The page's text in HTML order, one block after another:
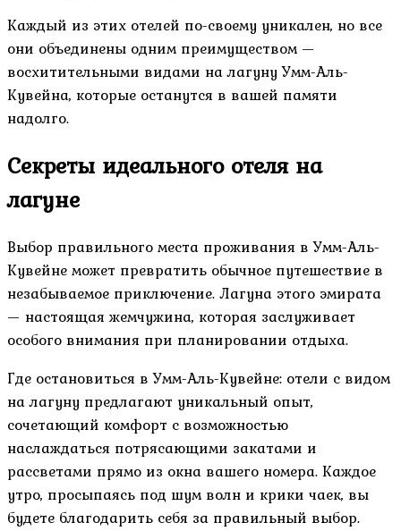
Каждый из этих отелей по-своему уникален, но все
они объединены одним преимуществом —
восхитительными видами на лагуну Умм-Аль-
Кувейна, которые останутся в вашей памяти
надолго.
Секреты идеального отеля на
лагуне
Выбор правильного места проживания в Умм-Аль-
Кувейне может превратить обычное путешествие в
незабываемое приключение. Лагуна этого эмирата
— настоящая жемчужина, которая заслуживает
особого внимания при планировании отдыха.
Где остановиться в Умм-Аль-Кувейне: отели с видом
на лагуну предлагают уникальный опыт,
сочетающий комфорт с возможностью
наслаждаться потрясающими закатами и
рассветами прямо из окна вашего номера. Каждое
утро, просыпаясь под шум волн и крики чаек, вы
будете благодарить себя за правильный выбор.